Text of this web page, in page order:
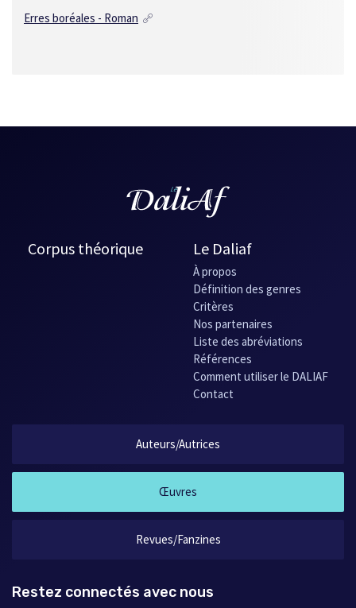
Erres boréales - Roman
Corpus théorique Le Daliaf
À propos
Définition des genres
Critères
Nos partenaires
Liste des abréviations
Références
Comment utiliser le DALIAF
Contact
Auteurs/Autrices
Œuvres
Revues/Fanzines
Restez connectés avec nous